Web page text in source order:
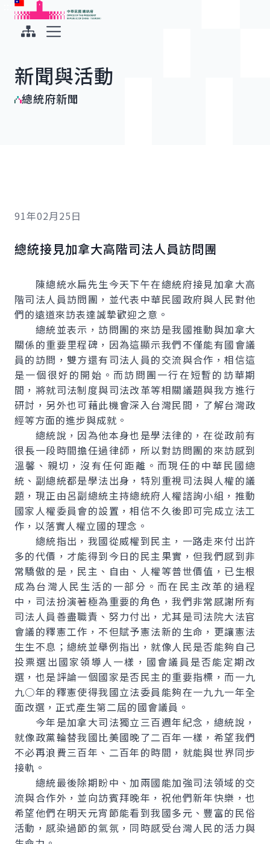
跳到主要內容
中華民國總統府
新聞與活動
總統府新聞
91年02月25日
總統接見加拿大高階司法人員訪問團
陳總統水扁先生今天下午在總統府接見加拿大高
階司法人員訪問團，並代表中華民國政府與人民對他
們的遠道來訪表達誠摯歡迎之意。
總統並表示，訪問團的來訪是我國推動與加拿大
關係的重要里程碑，因為這顯示我們不僅能有國會議
員的訪問，雙方還有司法人員的交流與合作，相信這
是一個很好的開始。而訪問團一行在短暫的訪華期
間，將就司法制度與司法改革等相關議題與我方進行
研討，另外也可藉此機會深入台灣民間，了解台灣政
經等方面的進步與成就。
總統說，因為他本身也是學法律的，在從政前有
很長一段時間擔任過律師，所以對訪問團的來訪感到
溫馨、親切，沒有任何距離。而現任的中華民國總
統、副總統都是學法出身，特別重視司法與人權的議
題，現正由呂副總統主持總統府人權諮詢小組，推動
國家人權委員會的設置，相信不久後即可完成立法工
作，以落實人權立國的理念。
總統指出，我國從威權到民主，一路走來付出許
多的代價，才能得到今日的民主果實，但我們感到非
常驕傲的是，民主、自由、人權等普世價值，已生根
成為台灣人民生活的一部分。而在民主改革的過程
中，司法扮演著極為重要的角色，我們非常感謝所有
司法人員善盡職責、努力付出，尤其是司法院大法官
會議的釋憲工作，不但賦予憲法新的生命，更讓憲法
生生不息；總統並舉例指出，就像人民是否能夠自己
投票選出國家領導人一樣，國會議員是否能定期改
選，也是評論一個國家是否民主的重要指標，而一九
九○年的釋憲使得我國立法委員能夠在一九九一年全
面改選，正式產生第二屆的國會議員。
今年是加拿大司法獨立三百週年紀念，總統說，
就像政黨輪替我國比美國晚了二百年一樣，希望我們
不必再浪費三百年、二百年的時間，就能與世界同步
接軌。
總統最後除期盼中、加兩國能加強司法領域的交
流與合作外，並向訪賓拜晚年，祝他們新年快樂，也
希望他們在明天元宵節能看到我國多元、豐富的民俗
活動，感染過節的氣氛，同時感受台灣人民的活力與